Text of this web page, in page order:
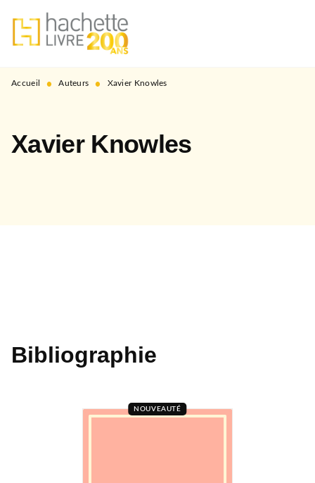
MENU RECHERCHE
PIED DE PAGE
Accueil • Auteurs • Xavier Knowles
Xavier Knowles
Bibliographie
NOUVEAUTÉ